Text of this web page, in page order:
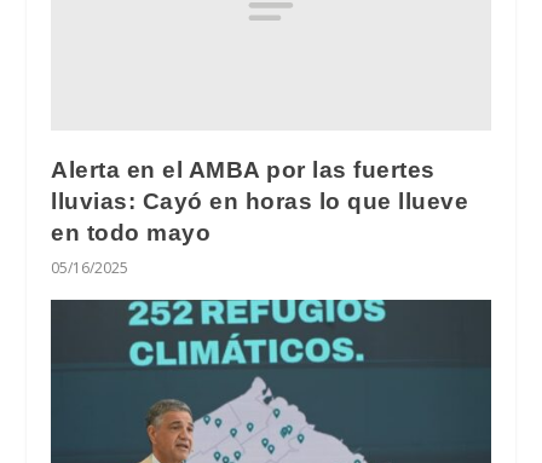
Alerta en el AMBA por las fuertes
lluvias: Cayó en horas lo que llueve
en todo mayo
05/16/2025